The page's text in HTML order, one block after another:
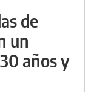
de
un
años y